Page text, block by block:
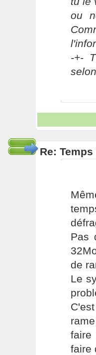
ou
-+-
Re:
Pas
de
Le
faire
faire